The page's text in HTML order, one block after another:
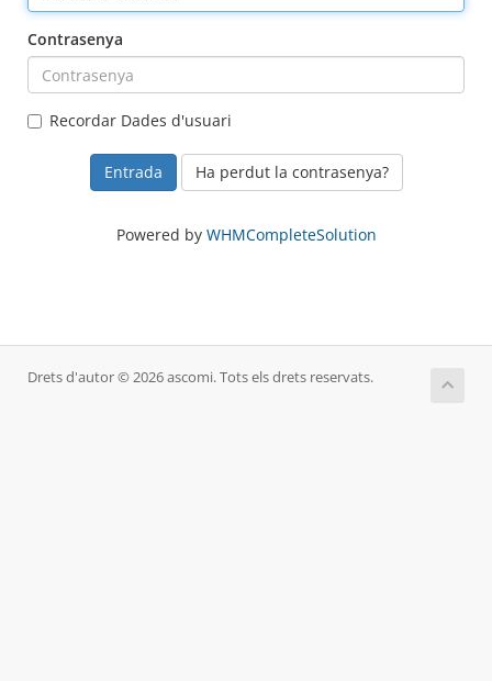
Contrasenya
Recordar Dades d'usuari
Ha perdut la contrasenya?
Powered by WHMCompleteSolution
Drets d'autor © 2026 ascomi. Tots els drets reservats.